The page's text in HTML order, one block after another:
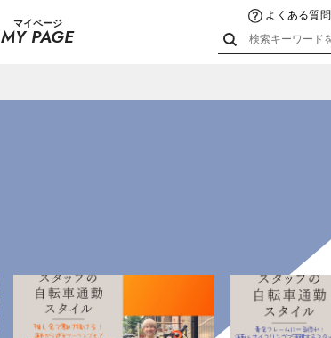
マイページ
MY PAGE
よくある質問